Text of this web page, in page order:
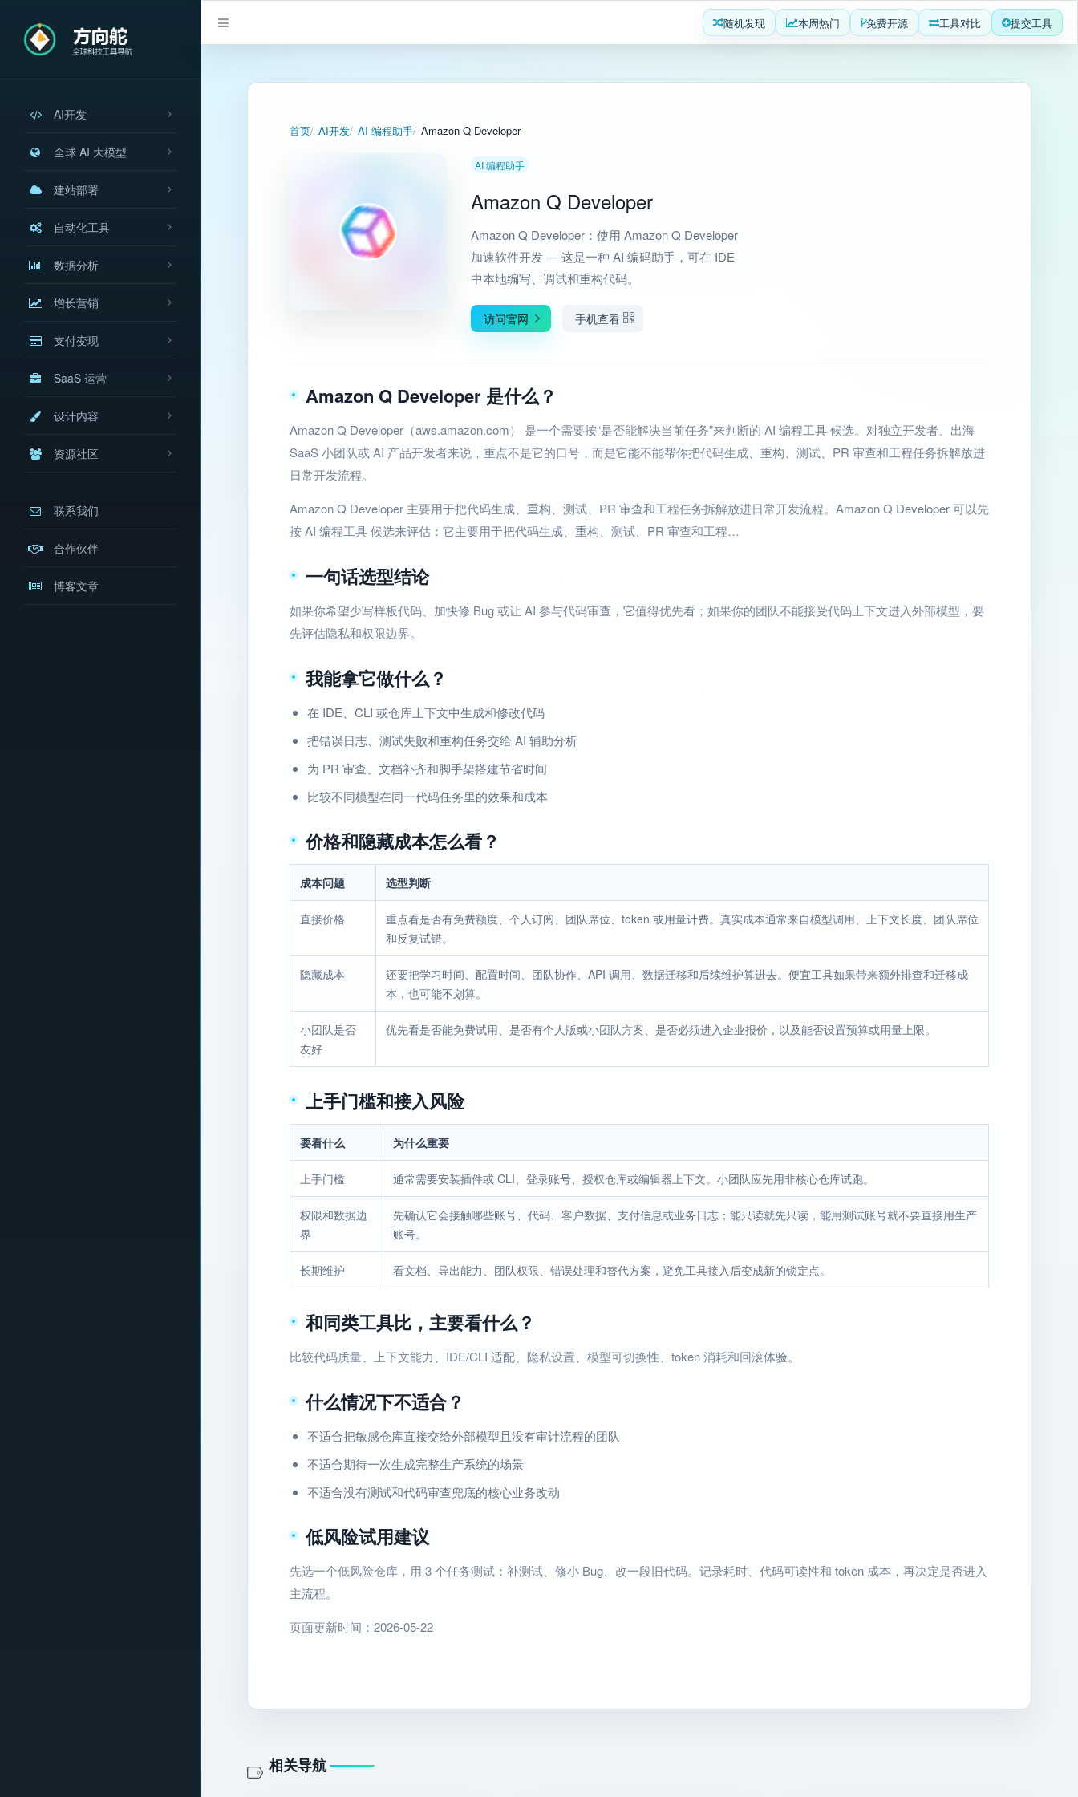
AI开发
全球 AI 大模型
建站部署
自动化工具
数据分析
增长营销
支付变现
SaaS 运营
设计内容
资源社区
联系我们
合作伙伴
博客文章
随机发现 本周热门 免费开源 工具对比 提交工具
首页 AI开发 AI 编程助手 Amazon Q Developer
AI 编程助手
Amazon Q Developer
Amazon Q Developer：使用 Amazon Q Developer
加速软件开发 — 这是一种 AI 编码助手，可在 IDE
中本地编写、调试和重构代码。
访问官网 手机查看
Amazon Q Developer 是什么？
Amazon Q Developer（aws.amazon.com） 是一个需要按“是否能解决当前任务”来判断的 AI 编程工具 候选。对独立开发者、出海
SaaS 小团队或 AI 产品开发者来说，重点不是它的口号，而是它能不能帮你把代码生成、重构、测试、PR 审查和工程任务拆解放进
日常开发流程。
Amazon Q Developer 主要用于把代码生成、重构、测试、PR 审查和工程任务拆解放进日常开发流程。Amazon Q Developer 可以先
按 AI 编程工具 候选来评估：它主要用于把代码生成、重构、测试、PR 审查和工程…
一句话选型结论
如果你希望少写样板代码、加快修 Bug 或让 AI 参与代码审查，它值得优先看；如果你的团队不能接受代码上下文进入外部模型，要
先评估隐私和权限边界。
我能拿它做什么？
在 IDE、CLI 或仓库上下文中生成和修改代码
把错误日志、测试失败和重构任务交给 AI 辅助分析
为 PR 审查、文档补齐和脚手架搭建节省时间
比较不同模型在同一代码任务里的效果和成本
价格和隐藏成本怎么看？
成本问题 选型判断
直接价格
重点看是否有免费额度、个人订阅、团队席位、token 或用量计费。真实成本通常来自模型调用、上下文长度、团队席位
和反复试错。
隐藏成本
还要把学习时间、配置时间、团队协作、API 调用、数据迁移和后续维护算进去。便宜工具如果带来额外排查和迁移成
本，也可能不划算。
小团队是否
友好
优先看是否能免费试用、是否有个人版或小团队方案、是否必须进入企业报价，以及能否设置预算或用量上限。
上手门槛和接入风险
要看什么 为什么重要
上手门槛 通常需要安装插件或 CLI、登录账号、授权仓库或编辑器上下文。小团队应先用非核心仓库试跑。
权限和数据边
界
先确认它会接触哪些账号、代码、客户数据、支付信息或业务日志；能只读就先只读，能用测试账号就不要直接用生产
账号。
长期维护 看文档、导出能力、团队权限、错误处理和替代方案，避免工具接入后变成新的锁定点。
和同类工具比，主要看什么？
比较代码质量、上下文能力、IDE/CLI 适配、隐私设置、模型可切换性、token 消耗和回滚体验。
什么情况下不适合？
不适合把敏感仓库直接交给外部模型且没有审计流程的团队
不适合期待一次生成完整生产系统的场景
不适合没有测试和代码审查兜底的核心业务改动
低风险试用建议
先选一个低风险仓库，用 3 个任务测试：补测试、修小 Bug、改一段旧代码。记录耗时、代码可读性和 token 成本，再决定是否进入
主流程。
页面更新时间：2026-05-22
相关导航